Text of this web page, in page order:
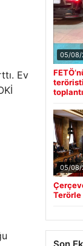
Ev
05/08/
05/08/